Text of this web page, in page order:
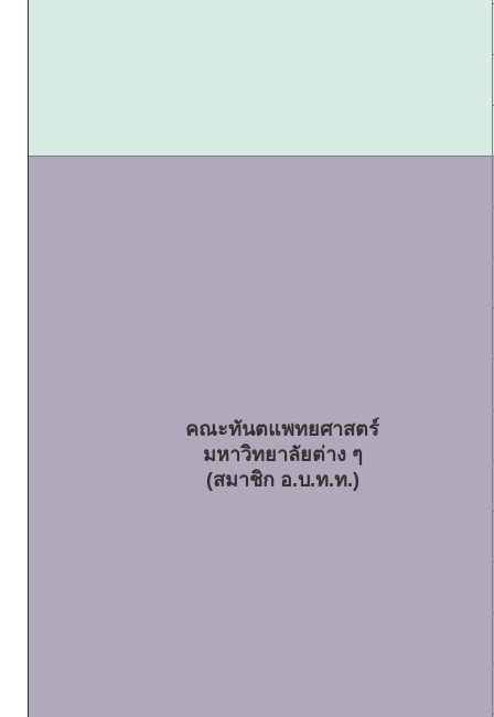
คณะทันตแพทยศาสตร์
มหาวิทยาลัยต่าง ๆ
(สมาชิก อ.บ.ท.ท.)